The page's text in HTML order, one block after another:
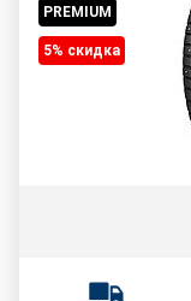
PREMIUM
5% cкидка